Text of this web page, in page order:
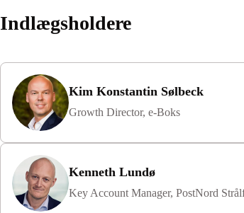
Indlægsholdere
Kim Konstantin Sølbeck
Growth Director, e-Boks
Kenneth Lundø
Key Account Manager, PostNord